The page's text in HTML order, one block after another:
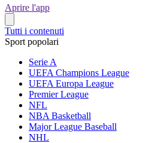
Aprire l'app
Tutti i contenuti
Sport popolari
Serie A
UEFA Champions League
UEFA Europa League
Premier League
NFL
NBA Basketball
Major League Baseball
NHL